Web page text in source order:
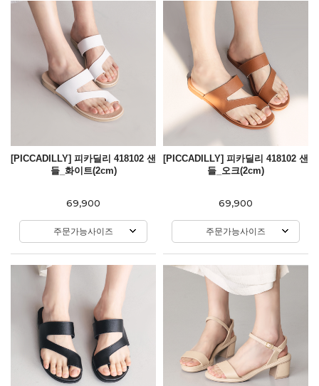
[PICCADILLY] 피카딜리 418102 샌
들_화이트(2cm)
69,900
주문가능사이즈
[PICCADILLY] 피카딜리 418102 샌
들_오크(2cm)
69,900
주문가능사이즈